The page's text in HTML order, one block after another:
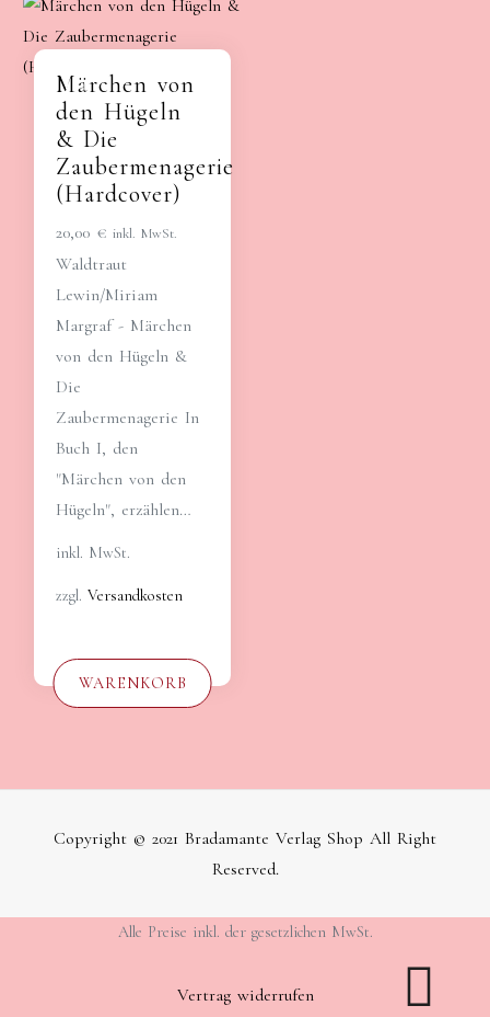
Märchen von
den Hügeln
& Die
Zaubermenagerie
(Hardcover)
20,00 € inkl. MwSt.
Waldtraut
Lewin/Miriam
Margraf - Märchen
von den Hügeln &
Die
Zaubermenagerie In
Buch I, den
"Märchen von den
Hügeln", erzählen…
inkl. MwSt.
zzgl.Versandkosten
WARENKORB
Copyright © 2021 Bradamante Verlag Shop All Right
Reserved.
Alle Preise inkl. der gesetzlichen MwSt.
Vertrag widerrufen